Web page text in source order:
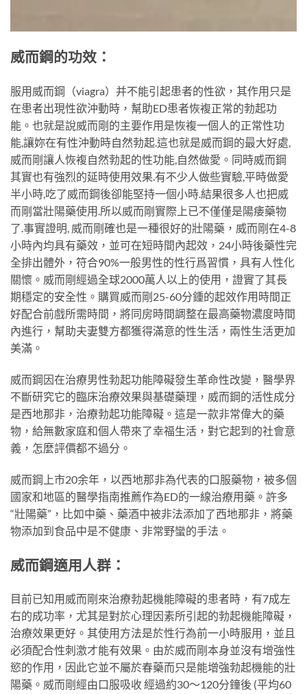
威而鋼的功效：
服用威而鋼（viagra）并不能引起患者的性欲，其作用只是
在患者出現性欲沖動時，幫助ED患者恢複正常的勃起功
能。也就是說威而剛的主要作用是恢複一個人的正常性功
能,讓妳在有性沖動時自然勃起.這也就是威而鋼的最大好處,
威而剛讓人恢複自然勃起的性功能,自然做愛。同時威而鋼
其實也有強烈的延時使用效果.有不少人做些實驗,平時做愛
半小時,吃了威而鋼後卻能堅持一個小時.結果很多人也把威
而剛當壯陽藥使用.所以威而剛實際上已不僅僅是陽痿藥物
了.事實證明, 威而剛確也是一種很好的壯陽藥，威而剛在4-8
小時內均具有藥效，並可在短時間內起效，24小時後藥性完
全排出體外，符合90%一般男性的性行爲習慣，具有人性化
關懷。威而剛經過全球2000萬人以上的使用，證實了其長
期穩定的安全性。購買威而剛25-60分鍾的起效作用時間正
好配合前戲所需時間，將同房時間調整在最高藥物濃度時間
內進行，幫助夫妻雙方都獲得滿意的性生活，兩性生活更加
美滿。
威而鋼因在治療男性勃起功能障礙發生革命性改變，醫學界
不斷研究它的臨床治療效果與基礎藥理，威而鋼的活性成分
是西地那非，治療勃起功能障礙。這是一款非常偉大的藥
物，給無數家庭和個人帶來了幸福生活，對它起到的社會意
義，怎麼評價都不過分。
威而鋼上市20余年，以西地那非為代表的口服藥物，被多個
國家和地區的醫學指南推薦作為ED的一線治療用藥。許多
“壯陽藥”，比如中藥、藥酒中被非法添加了西地那非，將藥
物添加到食品中是不健康、非常野蠻的手法。
威而鋼適用人群：
目前已知用威而剛來治療勃起機能障礙的患者時，有7成左
右的成功率，尤其是對於心理因素所引起的勃起機能障礙，
治療效果更好。其使用方法是於性行為前一小時服用，並且
必須配合性刺激才能有效果。由於威而剛本身並沒有增強性
慾的作用，因此它並不屬於春藥而只是能增強勃起機能的壯
陽藥。威而剛經由口服吸收 經過約30～120分鐘後 (平均60